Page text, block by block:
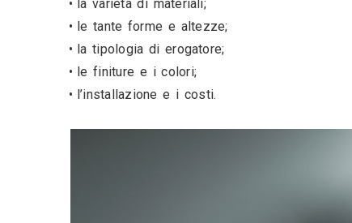
Centralmente, di lato e con
livello di disposizione su un
cambiare decisamente il volto